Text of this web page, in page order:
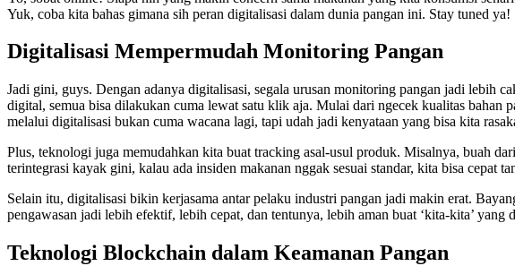
Yuk, coba kita bahas gimana sih peran digitalisasi dalam dunia pangan ini. Stay tuned ya!
Digitalisasi Mempermudah Monitoring Pangan
Jadi gini, guys. Dengan adanya digitalisasi, segala urusan monitoring pangan jadi lebih
digital, semua bisa dilakukan cuma lewat satu klik aja. Mulai dari ngecek kualitas bahan
melalui digitalisasi bukan cuma wacana lagi, tapi udah jadi kenyataan yang bisa kita
Plus, teknologi juga memudahkan kita buat tracking asal-usul produk. Misalnya, buah
terintegrasi kayak gini, kalau ada insiden makanan nggak sesuai standar, kita bisa cepat
Selain itu, digitalisasi bikin kerjasama antar pelaku industri pangan jadi makin erat.
pengawasan jadi lebih efektif, lebih cepat, dan tentunya, lebih aman buat ‘kita-kita’ yang
Teknologi Blockchain dalam Keamanan Pangan